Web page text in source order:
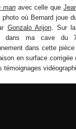
manavec celle que
photo où Bernard joue
Gonzalo Arijon. Sur
dans ma cave du
dans cette
en surface
témoignages